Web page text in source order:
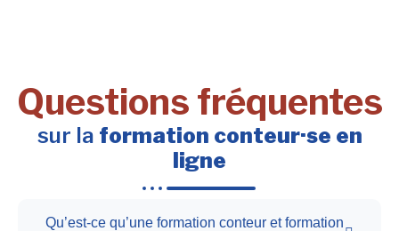
Questions fréquentes
sur la formation conteur·se en
ligne
Qu’est-ce qu’une formation conteur et formation